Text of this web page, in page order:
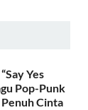
Yes
Pop-Punk
Cinta